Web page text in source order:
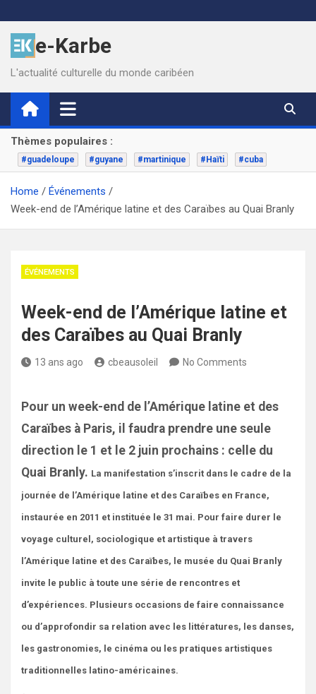
to
contente-Karbe
L'actualité culturelle du monde caribéen
Thèmes populaires :
#guadeloupe #guyane #martinique #Haïti #cuba
Home
Événements
Week-end de l’Amérique latine et des Caraïbes au Quai Branly
ÉVÉNEMENTS
Week-end de l’Amérique latine et
des Caraïbes au Quai Branly
13 ans ago cbeausoleil No Comments
Pour un week-end de l’Amérique latine et des
Caraïbes à Paris, il faudra prendre une seule
direction le 1 et le 2 juin prochains : celle du
Quai Branly. La manifestation s’inscrit dans le cadre de la
journée de l’Amérique latine et des Caraïbes en France,
instaurée en 2011 et instituée le 31 mai. Pour faire durer le
voyage culturel, sociologique et artistique à travers
l’Amérique latine et des Caraïbes, le musée du Quai Branly
invite le public à toute une série de rencontres et
d’expériences. Plusieurs occasions de faire connaissance
ou d’approfondir sa relation avec les littératures, les danses,
les gastronomies, le cinéma ou les pratiques artistiques
traditionnelles latino-américaines.